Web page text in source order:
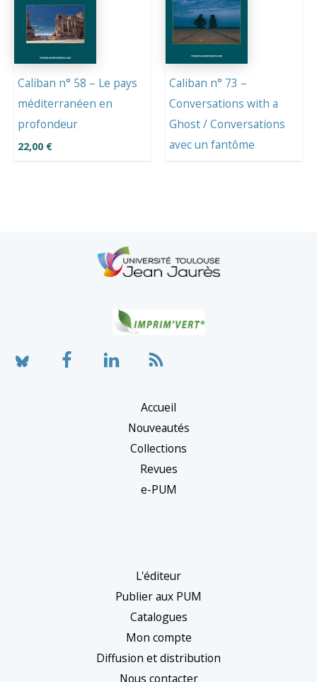
Caliban n° 58 – Le pays
méditerranéen en
profondeur
22,00 €
Caliban n° 73 –
Conversations with a
Ghost / Conversations
avec un fantôme
Accueil
Nouveautés
Collections
Revues
e-PUM
L'éditeur
Publier aux PUM
Catalogues
Mon compte
Diffusion et distribution
Nous contacter